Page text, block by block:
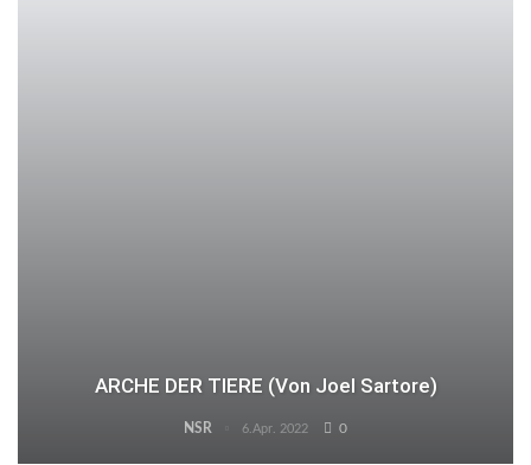
ARCHE DER TIERE (von Joel Sartore)
NSR 6.Apr. 2022 0